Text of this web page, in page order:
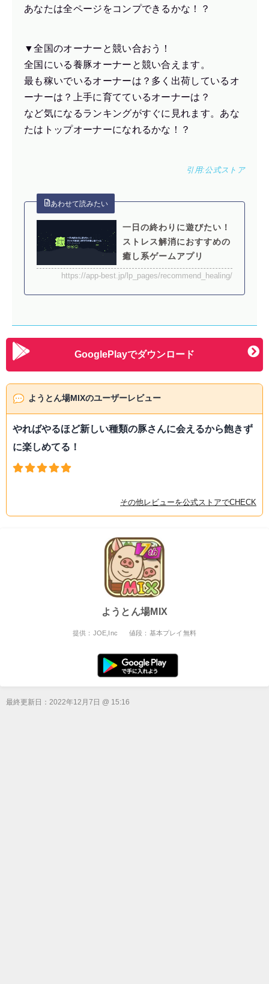
あなたは全ページをコンプできるかな！？
▼全国のオーナーと競い合おう！
全国にいる養豚オーナーと競い合えます。
最も稼いでいるオーナーは？多く出荷しているオ
ーナーは？上手に育てているオーナーは？
など気になるランキングがすぐに見れます。あな
たはトップオーナーになれるかな！？
引用:公式ストア
一日の終わりに遊びたい！
ストレス解消におすすめの
癒し系ゲームアプリ
https://app-best.jp/lp_pages/recommend_healing/
GooglePlayでダウンロード
ようとん場MIXのユーザーレビュー
やればやるほど新しい種類の豚さんに会えるから飽きず
に楽しめてる！
その他レビューを公式ストアでCHECK
ようとん場MIX
提供：JOE,Inc 値段：基本プレイ無料
最終更新日： 2022年12月7日 @ 15:16